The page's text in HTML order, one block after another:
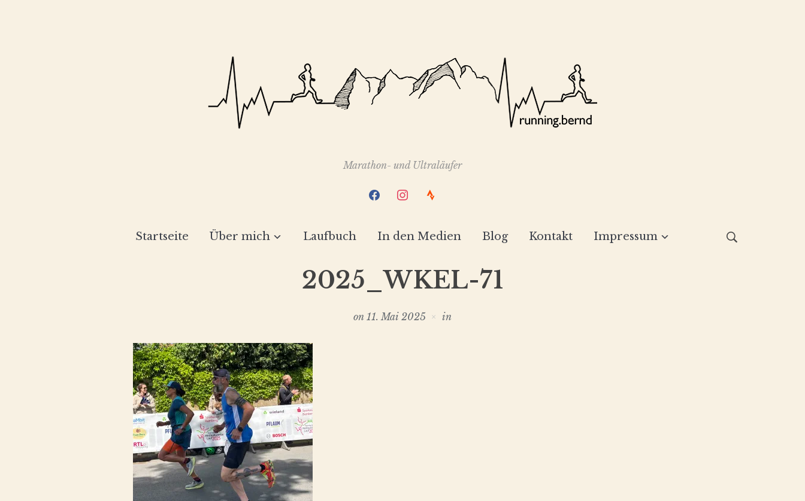
Marathon- und Ultraläufer
facebookinstagram
strava
Startseite Über mich Laufbuch In den Medien Blog Kontakt Impressum
2025_WKEL-71
on 11. Mai 2025 in